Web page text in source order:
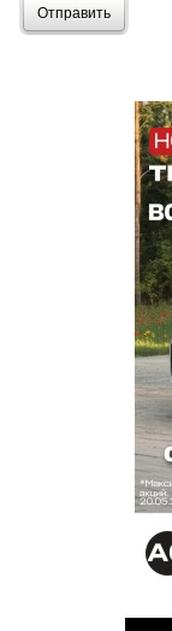
Отправить